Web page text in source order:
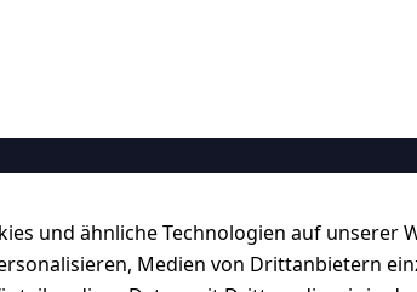
und ähnliche Technologien auf unserer
Medien von Drittanbietern
Kontakt
Registrieren